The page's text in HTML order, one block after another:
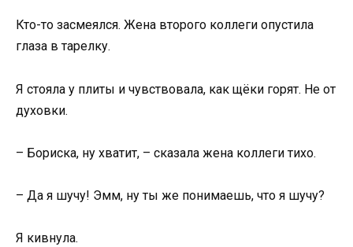
Кто-то засмеялся. Жена второго коллеги опустила
глаза в тарелку.
Я стояла у плиты и чувствовала, как щёки горят. Не от
духовки.
– Бориска, ну хватит, – сказала жена коллеги тихо.
– Да я шучу! Эмм, ну ты же понимаешь, что я шучу?
Я кивнула.